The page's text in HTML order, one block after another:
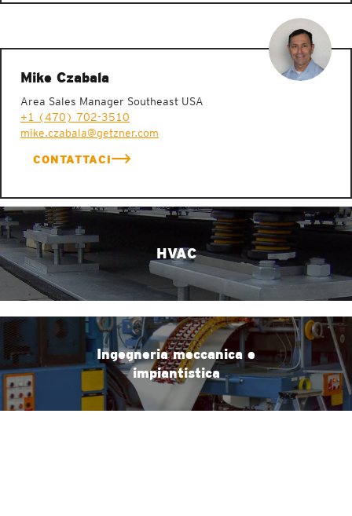
Mike Czabala
Area Sales Manager Southeast USA
+1 (470) 702-3510
mike.czabala@getzner.com
CONTATTACI
HVAC
Ingegneria meccanica e
impiantistica